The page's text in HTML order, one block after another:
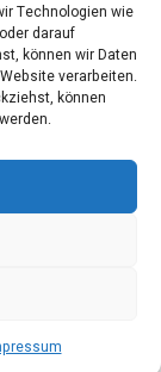
Technologien wie
darauf
können wir Daten
verarbeiten.
können